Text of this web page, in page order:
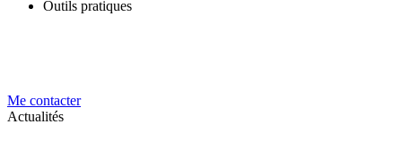
Outils pratiques
Me contacter
Actualités